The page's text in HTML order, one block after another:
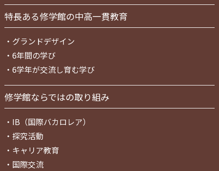
特長ある修学館の中高一貫教育
・ グランドデザイン
・ 6年間の学び
・ 6学年が交流し育む学び
修学館ならではの取り組み
・ IB（国際バカロレア）
・ 探究活動
・ キャリア教育
・ 国際交流